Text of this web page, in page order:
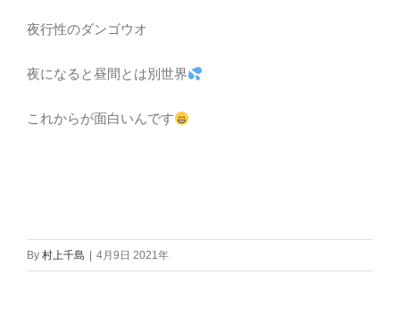
夜行性のダンゴウオ
夜になると昼間とは別世界
これからが面白いんです
By 村上千島 4月9日 2021年